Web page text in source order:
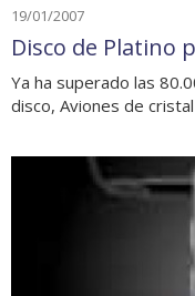
19/01/2007
Disco de Platino
Ya ha superado las
disco, Aviones de cristal